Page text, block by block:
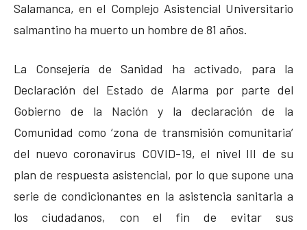
Salamanca, en el Complejo Asistencial Universitario
salmantino ha muerto un hombre de 81 años.
La Consejería de Sanidad ha activado, para la
Declaración del Estado de Alarma por parte del
Gobierno de la Nación y la declaración de la
Comunidad como ‘zona de transmisión comunitaria’
del nuevo coronavirus COVID-19, el nivel III de su
plan de respuesta asistencial, por lo que supone una
serie de condicionantes en la asistencia sanitaria a
los ciudadanos, con el fin de evitar sus